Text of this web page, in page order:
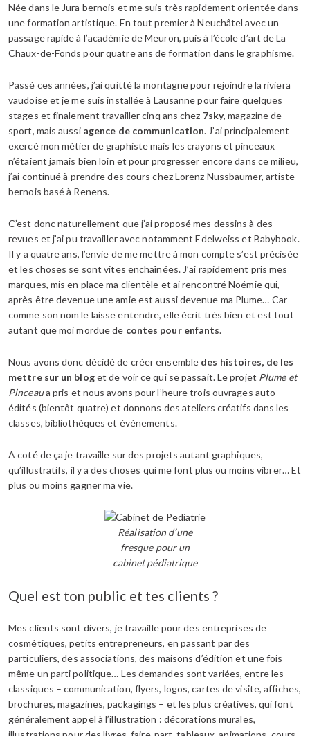
Née dans le Jura bernois et me suis très rapidement orientée dans
une formation artistique. En tout premier à Neuchâtel avec un
passage rapide à l’académie de Meuron, puis à l’école d’art de La
Chaux-de-Fonds pour quatre ans de formation dans le graphisme.
Passé ces années, j’ai quitté la montagne pour rejoindre la riviera
vaudoise et je me suis installée à Lausanne pour faire quelques
stages et finalement travailler cinq ans chez 7sky, magazine de
sport, mais aussi agence de communication. J’ai principalement
exercé mon métier de graphiste mais les crayons et pinceaux
n’étaient jamais bien loin et pour progresser encore dans ce milieu,
j’ai continué à prendre des cours chez Lorenz Nussbaumer, artiste
bernois basé à Renens.
C’est donc naturellement que j’ai proposé mes dessins à des
revues et j’ai pu travailler avec notamment Edelweiss et Babybook.
Il y a quatre ans, l’envie de me mettre à mon compte s’est précisée
et les choses se sont vites enchaînées. J’ai rapidement pris mes
marques, mis en place ma clientèle et ai rencontré Noémie qui,
après être devenue une amie est aussi devenue ma Plume… Car
comme son nom le laisse entendre, elle écrit très bien et est tout
autant que moi mordue de contes pour enfants.
Nous avons donc décidé de créer ensemble des histoires, de les
mettre sur un bloget de voir ce qui se passait. Le projet Plume et
Pinceaua pris et nous avons pour l’heure trois ouvrages auto-
édités (bientôt quatre) et donnons des ateliers créatifs dans les
classes, bibliothèques et événements.
A coté de ça je travaille sur des projets autant graphiques,
qu’illustratifs, il y a des choses qui me font plus ou moins vibrer… Et
plus ou moins gagner ma vie.
Réalisation d’une
fresque pour un
cabinet pédiatrique
Quel est ton public et tes clients ?
Mes clients sont divers, je travaille pour des entreprises de
cosmétiques, petits entrepreneurs, en passant par des
particuliers, des associations, des maisons d’édition et une fois
même un parti politique… Les demandes sont variées, entre les
classiques – communication, flyers, logos, cartes de visite, affiches,
brochures, magazines, packagings – et les plus créatives, qui font
généralement appel à l’illustration : décorations murales,